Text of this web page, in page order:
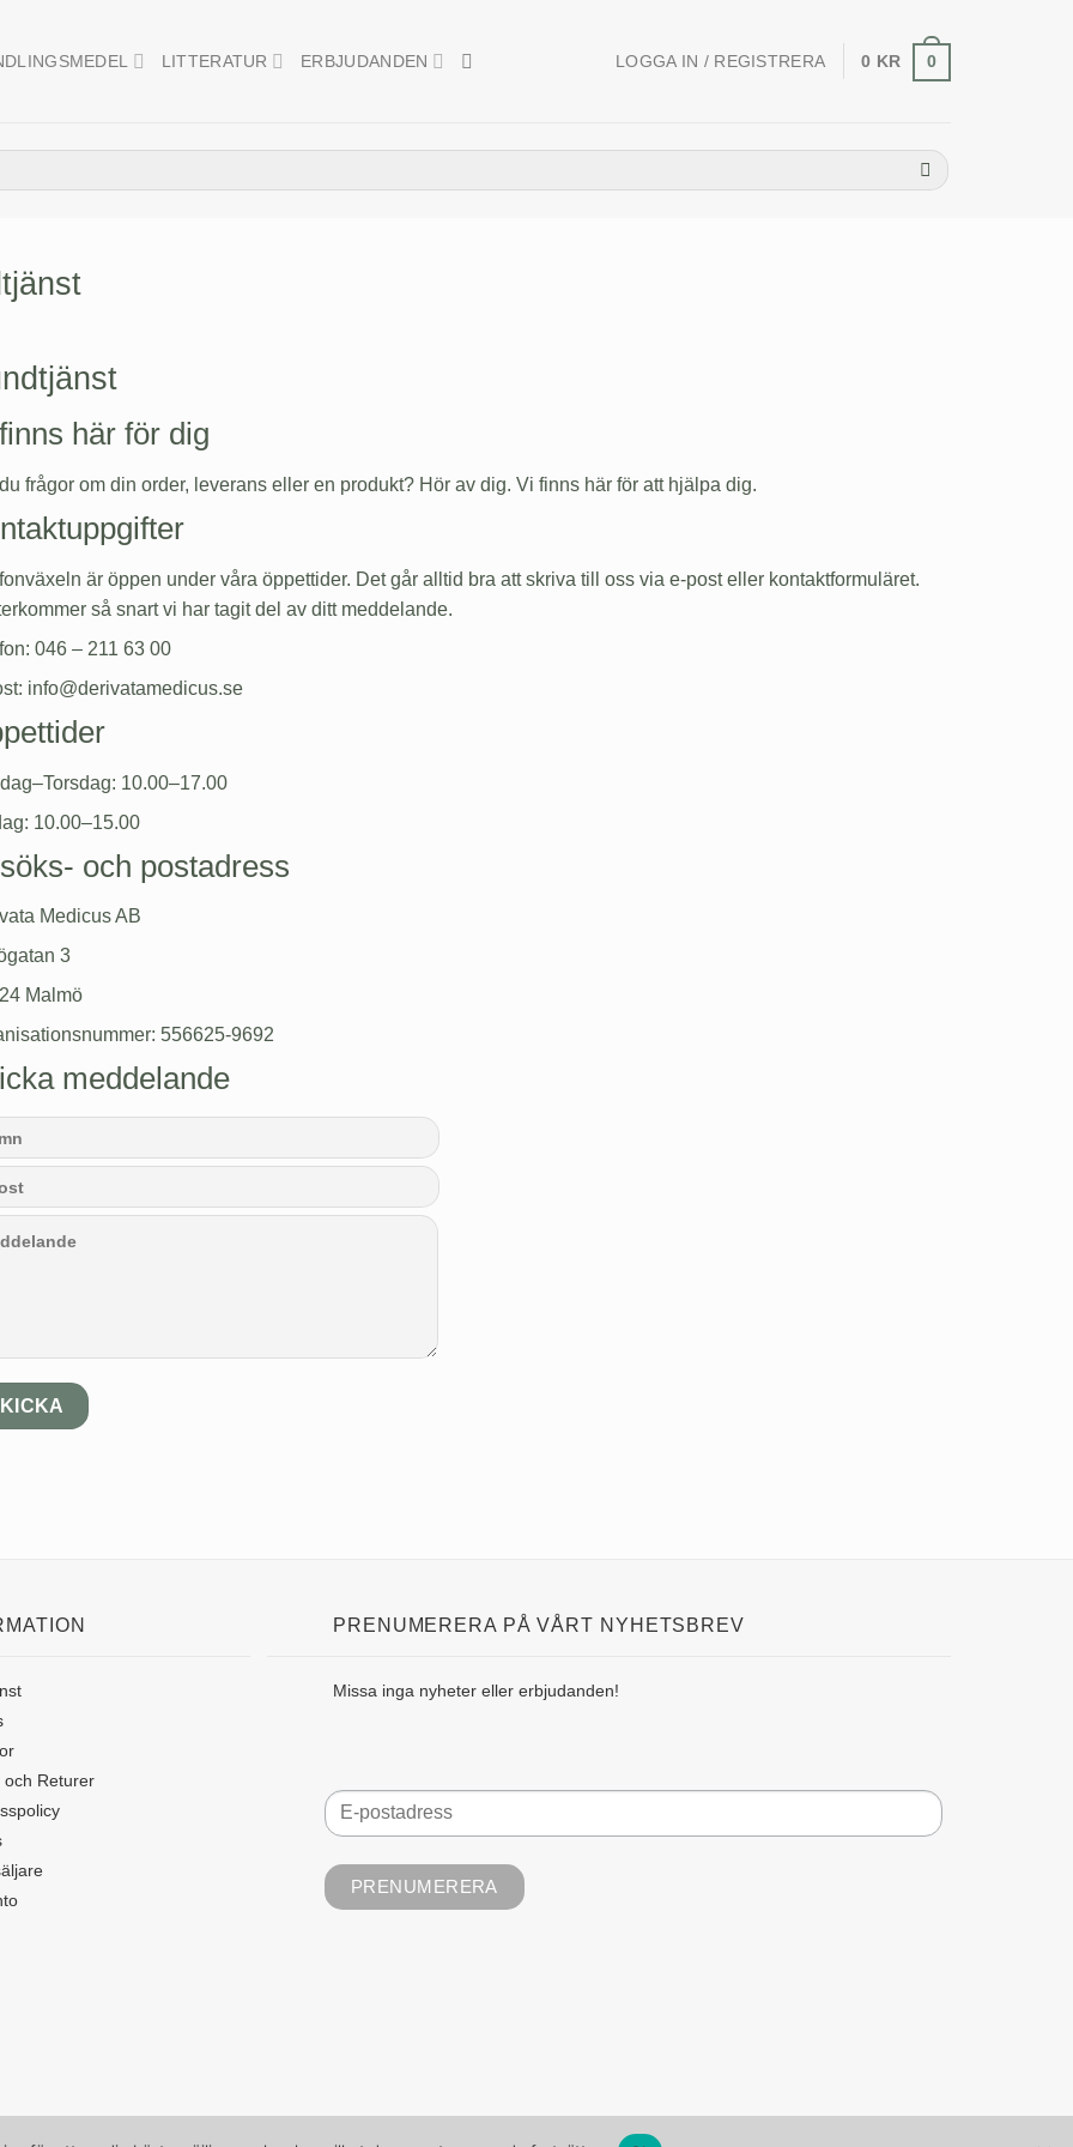
LITTERATUR ERBJUDANDEN LOGGA IN / REGISTRERA 0 KR 0
här för dig
frågor om din order, leverans eller en produkt? Hör av dig. Vi finns här för att hjälpa dig.
är öppen under våra öppettider. Det går alltid bra att skriva till oss via e-post eller kontaktformuläret.
så snart vi har tagit del av ditt meddelande.
046 – 211 63 00
info@derivatamedicus.se
10.00–17.00
10.00–15.00
och postadress
Medicus AB
3
Malmö
556625-9692
meddelande
och Returer
PRENUMERERA PÅ VÅRT NYHETSBREV
Missa inga nyheter eller erbjudanden!